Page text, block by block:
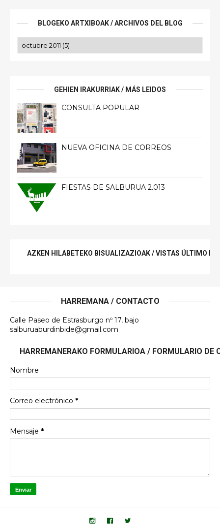
BLOGEKO ARTXIBOAK / ARCHIVOS DEL BLOG
GEHIEN IRAKURRIAK / MÁS LEIDOS
CONSULTA POPULAR
NUEVA OFICINA DE CORREOS
FIESTAS DE SALBURUA 2.013
AZKEN HILABETEKO BISUALIZAZIOAK / VISTAS ÚLTIMO
HARREMANA / CONTACTO
Calle Paseo de Estrasburgo nº 17, bajo
salburuaburdinbide@gmail.com
HARREMANERAKO FORMULARIOA / FORMULARIO DE
Nombre
Correo electrónico *
Mensaje *